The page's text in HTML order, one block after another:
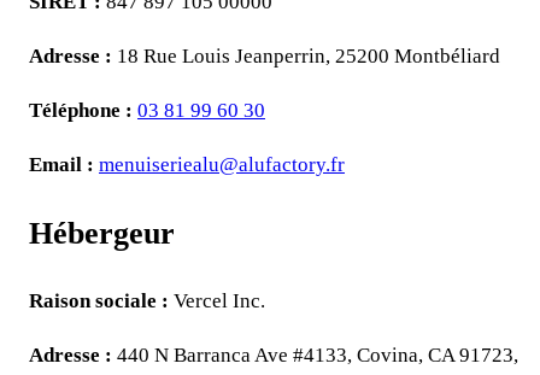
Adresse : 18 Rue Louis Jeanperrin, 25200 Montbéliard
Téléphone : 03 81 99 60 30
Email : menuiseriealu@alufactory.fr
Hébergeur
Raison sociale : Vercel Inc.
Adresse : 440 N Barranca Ave #4133, Covina, CA 91723,